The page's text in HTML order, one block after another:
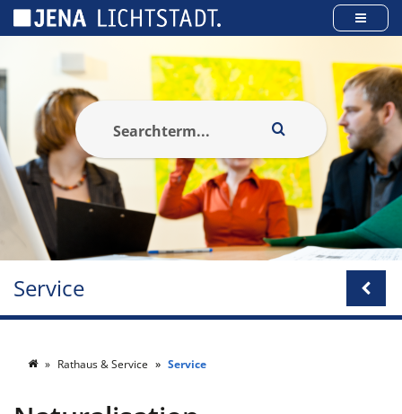
Service
Rathaus & Service Service
Panneau de gestion des cookies